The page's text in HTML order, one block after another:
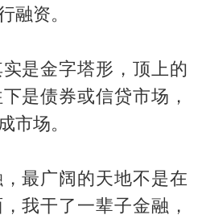
融资。
是金字塔形，顶上的
是债券或信贷市场，
市场。
最广阔的天地不是在
我干了一辈子金融，